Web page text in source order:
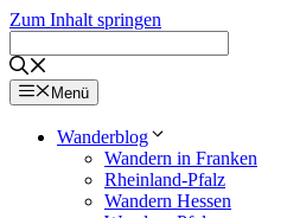
Zum Inhalt springen
Menü
Wanderblog
Wandern in Franken
Rheinland-Pfalz
Wandern Hessen